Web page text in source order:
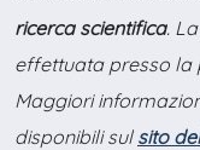
ricerca scientifica. La
effettuata presso la
Maggiori
disponibili sul sito